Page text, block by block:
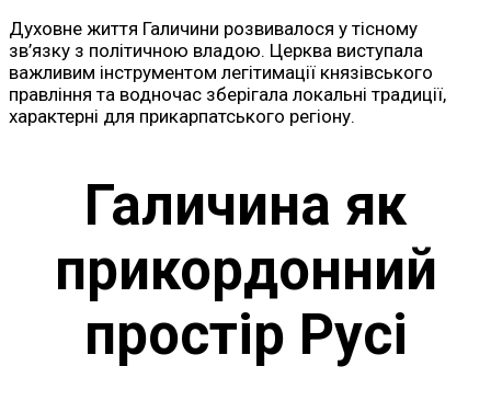
Духовне життя Галичини розвивалося у тісному
зв’язку з політичною владою. Церква виступала
важливим інструментом легітимації князівського
правління та водночас зберігала локальні традиції,
характерні для прикарпатського регіону.
Галичина як
прикордонний
простір Русі